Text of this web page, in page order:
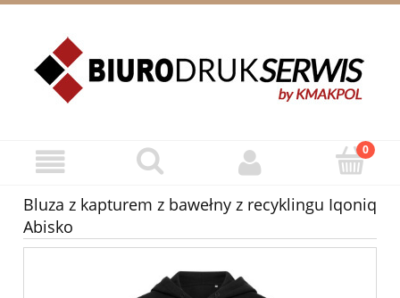
Bluza z kapturem z bawełny z recyklingu Iqoniq
Abisko